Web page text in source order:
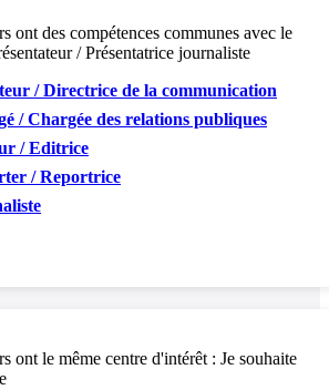
ont des compétences communes avec le
/ Présentatrice journaliste
/ Directrice de la communication
/ Chargée des relations publiques
/ Editrice
/ Reportrice
ont le même centre d'intérêt : Je souhaite